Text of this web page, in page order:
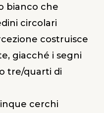
bianco che
circolari
costruisce
giacché i segni
tre/quarti di
cerchi